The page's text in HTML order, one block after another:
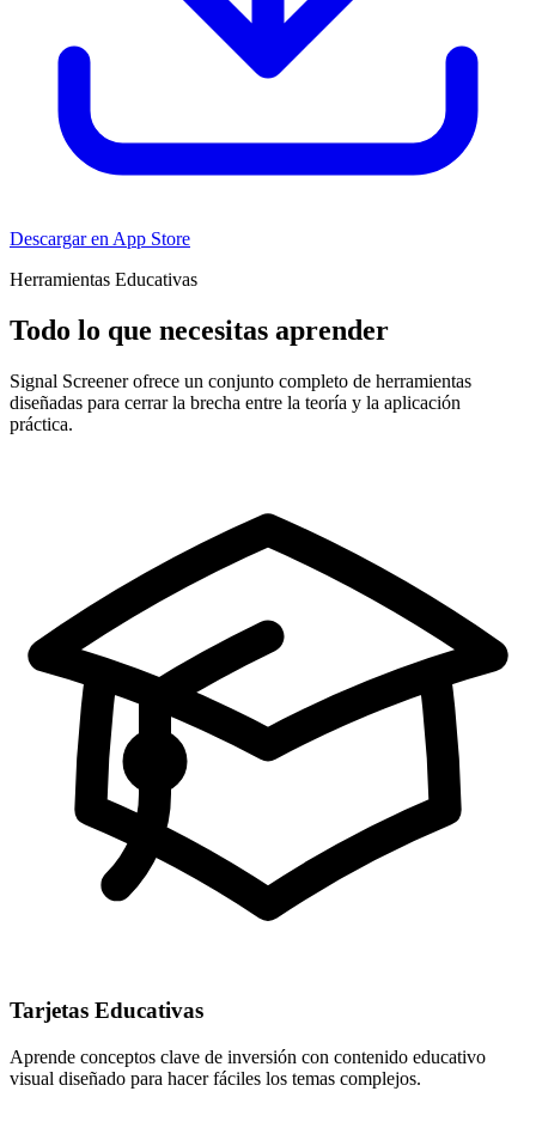
Descargar en App Store
Herramientas Educativas
Todo lo que necesitas aprender
Signal Screener ofrece un conjunto completo de herramientas
diseñadas para cerrar la brecha entre la teoría y la aplicación
práctica.
Tarjetas Educativas
Aprende conceptos clave de inversión con contenido educativo
visual diseñado para hacer fáciles los temas complejos.